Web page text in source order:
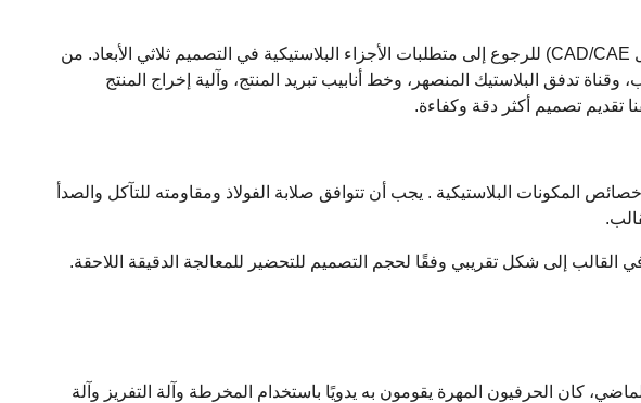
برامج احترافية (مثل CAD/CAE) للرجوع إلى متطلبات الأجزاء البلاستيكية في التصميم ثلاثي الأبعاد. من
تدفق البلاستيك المنصهر، وخط أنابيب تبريد المنتج، وآلية إخراج المنتج
تقديم تصميم أكثر دقة وكفاءة.
خصائص المكونات البلاستيكية . يجب أن تتوافق صلابة الفولاذ ومقاومته للتآكل والصدأ
القالب إلى شكل تقريبي وفقًا لحجم التصميم للتحضير للمعالجة الدقيقة اللاحقة.
كان الحرفيون المهرة يقومون به يدويًا باستخدام المخرطة وآلة التفريز وآلة